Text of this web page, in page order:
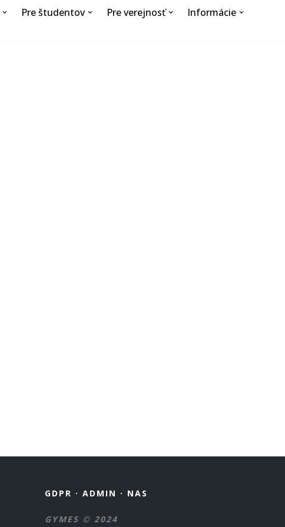
Pre študentov Pre verejnosť
Informácie
GDPR ·ADMIN · NAS
GYMES © 2024